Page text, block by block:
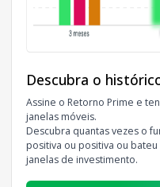
Descubra o
Assine o Retorno Prime e
janelas móveis.
Descubra quantas vezes o
positiva ou positiva ou
janelas de investimento.